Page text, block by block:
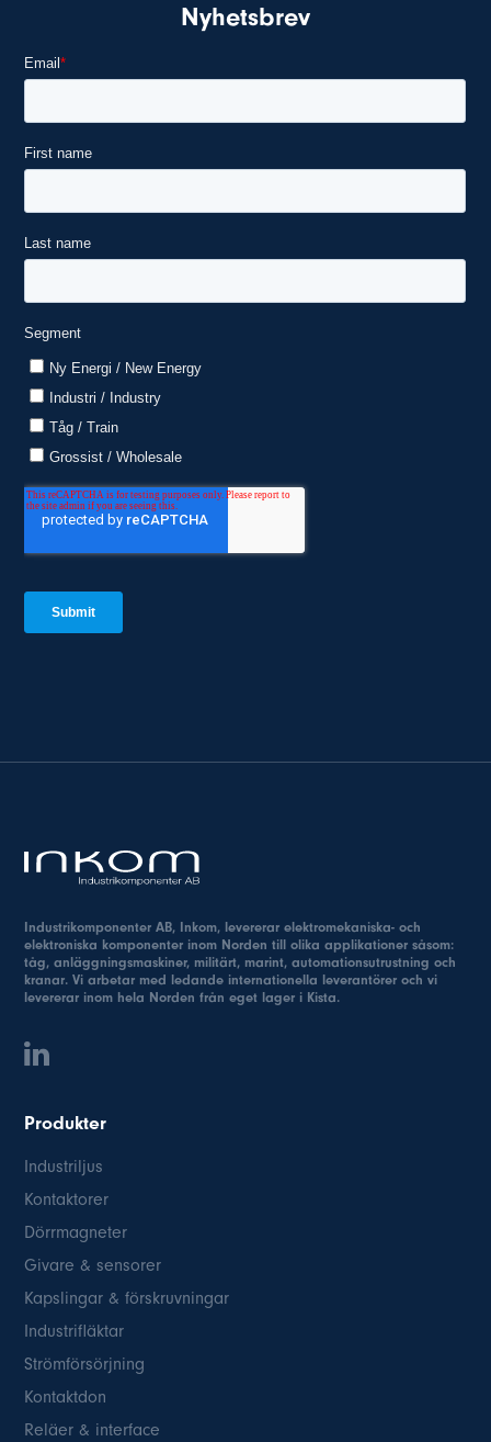
Nyhetsbrev
Industrikomponenter AB, Inkom, levererar elektromekaniska- och
elektroniska komponenter inom Norden till olika applikationer såsom:
tåg, anläggningsmaskiner, militärt, marint, automationsutrustning och
kranar. Vi arbetar med ledande internationella leverantörer och vi
levererar inom hela Norden från eget lager i Kista.
Produkter
Industriljus
Kontaktorer
Dörrmagneter
Givare & sensorer
Kapslingar & förskruvningar
Industrifläktar
Strömförsörjning
Kontaktdon
Reläer & interface